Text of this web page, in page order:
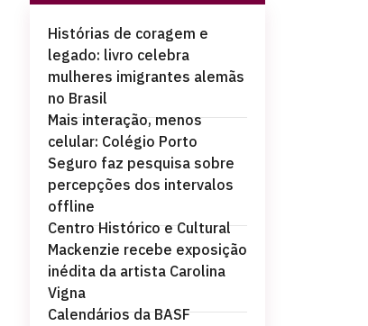
Histórias de coragem e
legado: livro celebra
mulheres imigrantes alemãs
no Brasil
Mais interação, menos
celular: Colégio Porto
Seguro faz pesquisa sobre
percepções dos intervalos
offline
Centro Histórico e Cultural
Mackenzie recebe exposição
inédita da artista Carolina
Vigna
Calendários da BASF